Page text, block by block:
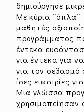
δημιούργησε
Με κύρια ¨όπλα¨
μαθητές
προγράμματος
έντεκα
για έντεκα για
για τον σεβασμό
ίσες ευκαιρίες
Μια γλώσσα
χρησιμοποίησαν